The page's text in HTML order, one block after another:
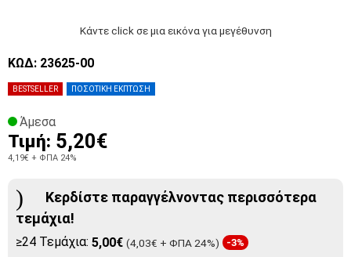
Κάντε click σε μια εικόνα για μεγέθυνση
BESTSELLER ΠΟΣΟΤΙΚΗ ΕΚΠΤΩΣΗ
ΚΩΔ: 23625-00
Άμεσα
Τιμή: 5,20€
4,19€ + ΦΠΑ 24%
Κερδίστε παραγγέλνοντας περισσότερα
τεμάχια!
≥24 Τεμάχια: 5,00€ (4,03€ + ΦΠΑ 24%) -3%